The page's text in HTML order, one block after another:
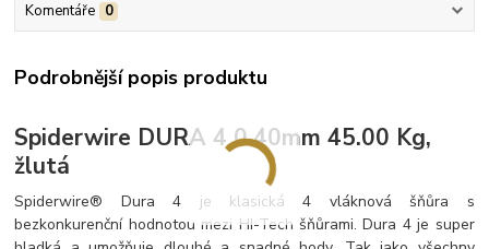
Komentáře 0
Podrobnější popis produktu
Spiderwire DURA 4 0.40mm 45.00 Kg,
žlutá
Spiderwire® Dura 4 je klasická 4 vláknová šňůra s
bezkonkurenční hodnotou mezi HI-Tech šňůrami. Dura 4 je super